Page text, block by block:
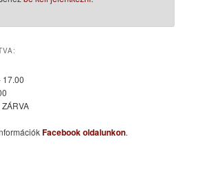
17.00
Facebook oldalunkon.